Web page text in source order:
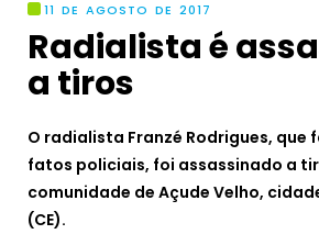
11 DE AGOSTO DE 2017
Radialista é
a tiros
O radialista Franzé Rodrigues, que
fatos policiais, foi assassinado a
comunidade de Açude Velho,
(CE).